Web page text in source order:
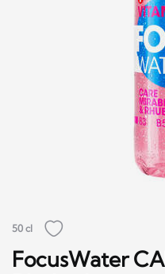
50 cl
FocusWater